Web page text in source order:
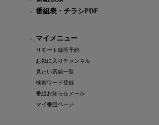
番組表・チラシPDF
マイメニュー
リモート録画予約
お気に入りチャンネル
見たい番組一覧
検索ワード登録
番組お知らせメール
マイ番組ページ